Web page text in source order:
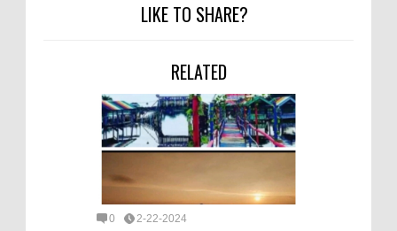
LIKE TO SHARE?
RELATED
0 2-22-2024